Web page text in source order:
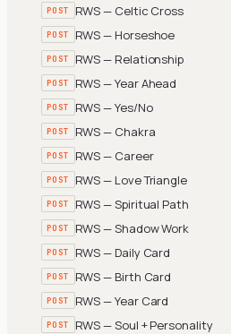
POST RWS — Celtic Cross
POST RWS — Horseshoe
POST RWS — Relationship
POST RWS — Year Ahead
POST RWS — Yes/No
POST RWS — Chakra
POST RWS — Career
POST RWS — Love Triangle
POST RWS — Spiritual Path
POST RWS — Shadow Work
POST RWS — Daily Card
POST RWS — Birth Card
POST RWS — Year Card
POST RWS — Soul + Personality